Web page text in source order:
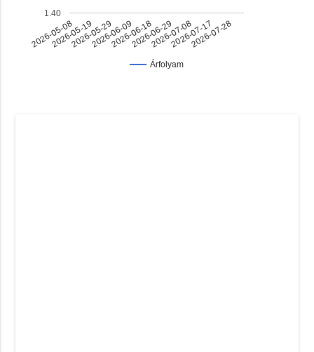
Árfolyam
2026-05-08
2026-05-19
2026-05-29
2026-06-09
2026-06-18
2026-06-29
2026-07-08
2026-07-17
2026-07-28
1.40